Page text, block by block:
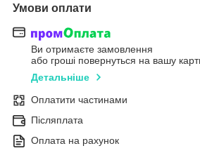
Умови оплати
Ви отримаєте замовлення
або гроші повернуться на вашу
Детальніше
Оплатити частинами
Післяплата
Оплата на рахунок